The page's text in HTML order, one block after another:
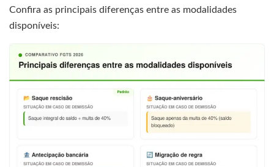
Confira as principais diferenças entre as modalidades
disponíveis: